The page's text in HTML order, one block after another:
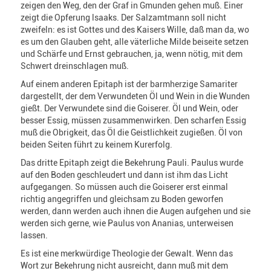
zeigen den Weg, den der Graf in Gmunden gehen muß. Einer
zeigt die Opferung lsaaks. Der Salzamtmann soll nicht
zweifeln: es ist Gottes und des Kaisers Wille, daß man da, wo
es um den Glauben geht, alle väterliche Milde beiseite setzen
und Schärfe und Ernst gebrauchen, ja, wenn nötig, mit dem
Schwert dreinschlagen muß.
Auf einem anderen Epitaph ist der barmherzige Samariter
dargestellt, der dem Verwundeten Öl und Wein in die Wunden
gießt. Der Verwundete sind die Goiserer. Öl und Wein, oder
besser Essig, müssen zusammenwirken. Den scharfen Essig
muß die Obrigkeit, das Öl die Geistlichkeit zugießen. Öl von
beiden Seiten führt zu keinem Kurerfolg.
Das dritte Epitaph zeigt die Bekehrung Pauli. Paulus wurde
auf den Boden geschleudert und dann ist ihm das Licht
aufgegangen. So müssen auch die Goiserer erst einmal
richtig angegriffen und gleichsam zu Boden geworfen
werden, dann werden auch ihnen die Augen aufgehen und sie
werden sich gerne, wie Paulus von Ananias, unterweisen
lassen.
Es ist eine merkwürdige Theologie der Gewalt. Wenn das
Wort zur Bekehrung nicht ausreicht, dann muß mit dem